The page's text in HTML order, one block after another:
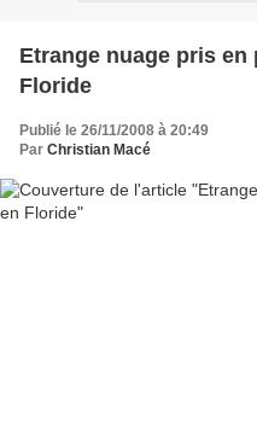
Etrange nuage pris en
Floride
Publié le 26/11/2008 à 20:49
Par Christian Macé